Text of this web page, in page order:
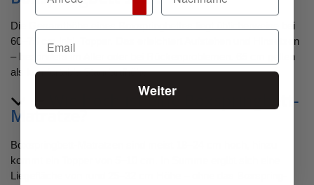
Die Gesamthöhe eines Boxspringbettes liegt üblicherweise bei
60–75 cm inkl. Topper. Das erleichtert Aufstehen und Hinsetzen
– besonders im Alter oder bei Rückenproblemen. 65 cm gelten
als komfortable Standardhöhe.
Wie hoch ist eine Boxspringbett-
Matratze?
Boxspringbett-Matratzen sind meist 18–24 cm hoch, hinzu
kommt ein Topper von 5–10 cm. In Summe ergibt sich eine
Liegefläche von rund 25–32 cm Höhe – ohne das Boxspring-
Weiter